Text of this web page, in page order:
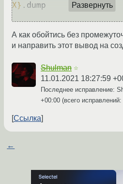
X} .dump Развернуть
А как обойтись без
и направить этот вывод на
Shulman ☆
11.01.2021 18:27:59
Последнее исправление:
+00:00 (всего исправлений:
Ссылка
←